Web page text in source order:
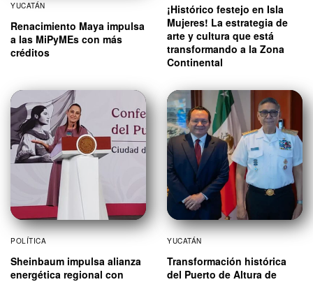
YUCATÁN
Renacimiento Maya impulsa
a las MiPyMEs con más
créditos
¡Histórico festejo en Isla
Mujeres! La estrategia de
arte y cultura que está
transformando a la Zona
Continental
POLÍTICA
Sheinbaum impulsa alianza
energética regional con
YUCATÁN
Transformación histórica
del Puerto de Altura de